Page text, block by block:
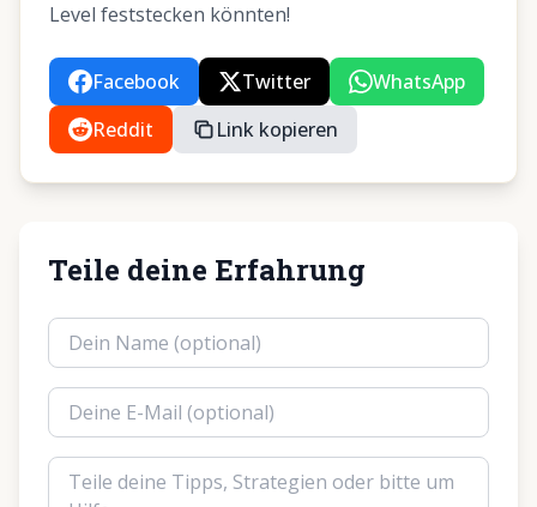
Level feststecken könnten!
Facebook Twitter
WhatsApp
Reddit
Link kopieren
Teile deine Erfahrung